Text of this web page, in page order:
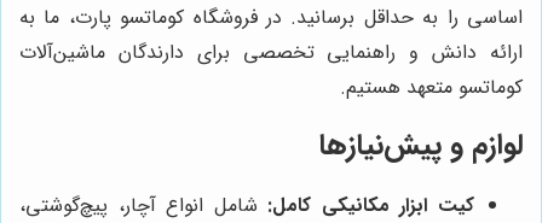
اساسی را به حداقل برسانید. در فروشگاه کوماتسو پارت، ما به
ارائه دانش و راهنمایی تخصصی برای دارندگان ماشین‌آلات
کوماتسو متعهد هستیم.
لوازم و پیش‌نیازها
کیت ابزار مکانیکی کامل: شامل انواع آچار، پیچ‌گوشتی،